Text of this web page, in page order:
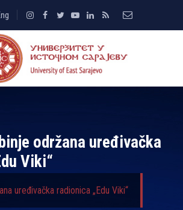
održana uređivačka
Viki“
uređivačka radionica „Edu Viki“